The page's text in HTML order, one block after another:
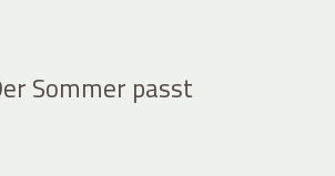
Sommer passt